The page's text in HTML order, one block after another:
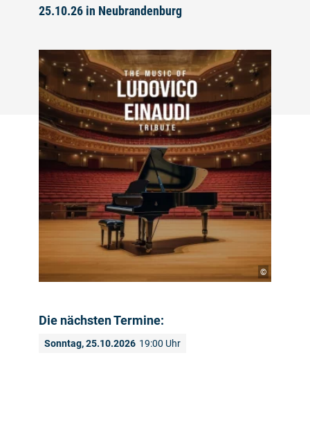
25.10.26 in Neubrandenburg
©
Die nächsten Termine:
Sonntag, 25.10.2026 19:00 Uhr